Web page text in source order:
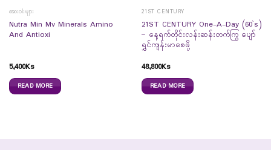
ဆေးဝါးများ
Nutra Min Mv Minerals Amino
And Antioxi
5,400Ks
READ MORE
21ST CENTURY
21ST CENTURY One-A-Day (60`s)
– နေ့ရက်တိုင်းလန်းဆန်းတက်ကြွ ပျော်
ရွှင်ကျန်းမာစေဖို့
48,800Ks
READ MORE